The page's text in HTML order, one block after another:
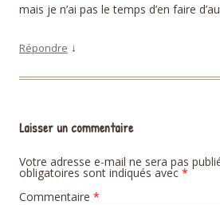
mais je n’ai pas le temps d’en faire
Répondre ↓
Laisser un commentaire
Votre adresse e-mail ne sera pas
obligatoires sont indiqués avec *
Commentaire *